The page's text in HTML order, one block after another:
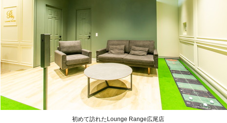
初めて訪れたLounge Range広尾店